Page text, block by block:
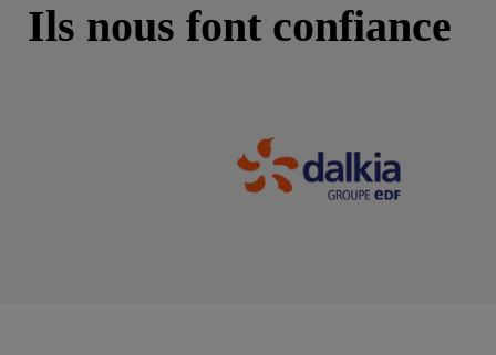
Ils nous font confiance